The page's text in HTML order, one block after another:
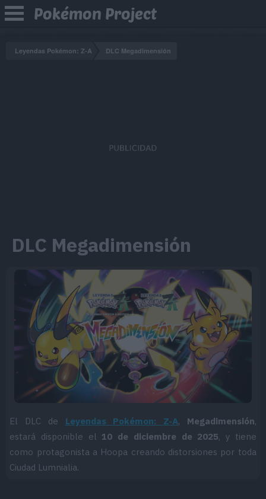
Pokémon Project
Leyendas Pokémon: Z-A DLC Megadimensión
DLC Megadimensión
El DLC de Leyendas Pokémon: Z-A, Megadimensión,
estará disponible el 10 de diciembre de 2025, y tiene
como protagonista a Hoopa creando distorsiones por toda
Ciudad Lumnialia.